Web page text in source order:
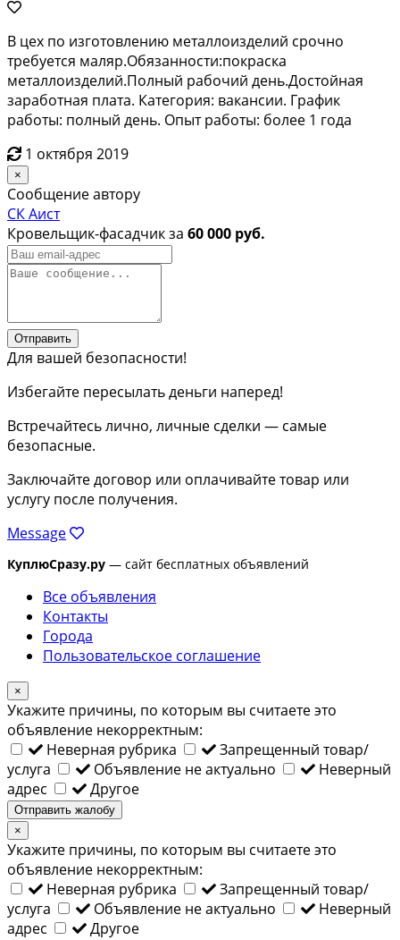
В цех по изготовлению металлоизделий срочно
требуется маляр.Обязанности:покраска
металлоизделий.Полный рабочий день.Достойная
заработная плата. Категория: вакансии. График
работы: полный день. Опыт работы: более 1 года
1 октября 2019
×
Сообщение автору
СК Аист
Кровельщик-фасадчик за 60 000 руб.
Отправить
Для вашей безопасности!
Избегайте пересылать деньги наперед!
Встречайтесь лично, личные сделки — самые
безопасные.
Заключайте договор или оплачивайте товар или
услугу после получения.
Message
КуплюСразу.ру — сайт бесплатных объявлений
Все объявления
Контакты
Города
Пользовательское соглашение
×
Укажите причины, по которым вы считаете это
объявление некорректным:
Неверная рубрика
Запрещенный товар/
услуга
Объявление не актуально
Неверный
адрес
Другое
Отправить жалобу
×
Укажите причины, по которым вы считаете это
объявление некорректным:
Неверная рубрика
Запрещенный товар/
услуга
Объявление не актуально
Неверный
адрес
Другое